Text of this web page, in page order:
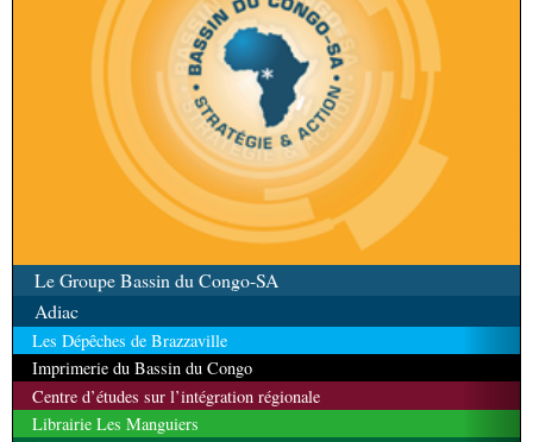
Le Groupe Bassin du Congo-SA
Adiac
Les Dépêches de Brazzaville
Imprimerie du Bassin du Congo
Centre d’études sur l’intégration régionale
Librairie Les Manguiers